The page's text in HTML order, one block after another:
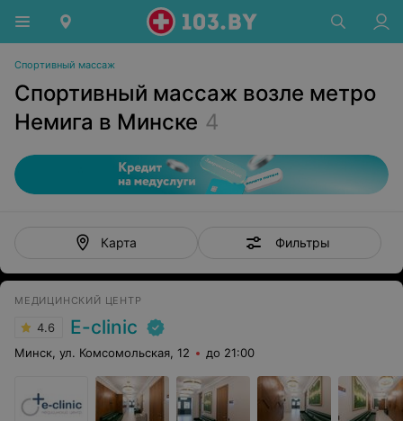
Спортивный массаж
Спортивный массаж возле метро
Немига в Минске 4
Карта Фильтры
МЕДИЦИНСКИЙ ЦЕНТР
4.6 E-clinic
Минск, ул. Комсомольская, 12 до 21:00